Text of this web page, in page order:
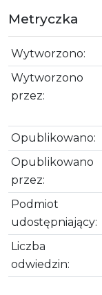
Metryczka
Wytworzono:
Wytworzono
przez:
Opublikowano:
Opublikowano
przez:
Podmiot
udostępniający:
Liczba
odwiedzin: